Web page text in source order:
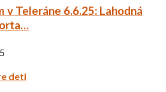
v Teleráne 6.6.25: Lahodná
deti